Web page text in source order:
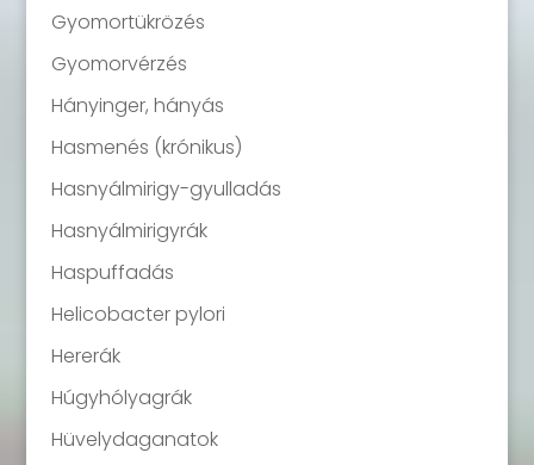
Gyomortükrözés
Gyomorvérzés
Hányinger, hányás
Hasmenés (krónikus)
Hasnyálmirigy-gyulladás
Hasnyálmirigyrák
Haspuffadás
Helicobacter pylori
Hererák
Húgyhólyagrák
Hüvelydaganatok